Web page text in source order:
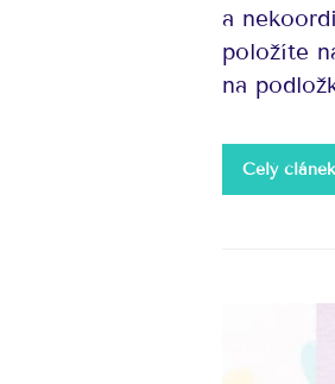
a
položíte
na
Celý článek